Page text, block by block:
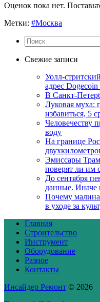
Оценок пока нет.
Метки: #Москва
Свежие записи
Уолл-
адрес
В Санкт-
Луковая муха:
избавиться, 5
Человечеству
воду
На границе
Эмиссары
поверят ли им
До сентября
данные. Иначе
Почему
в уходе за
Главная
Строительство
Инструмент
Оборудование
Разное
Контакты
Инсайдер Ремонт © 2026